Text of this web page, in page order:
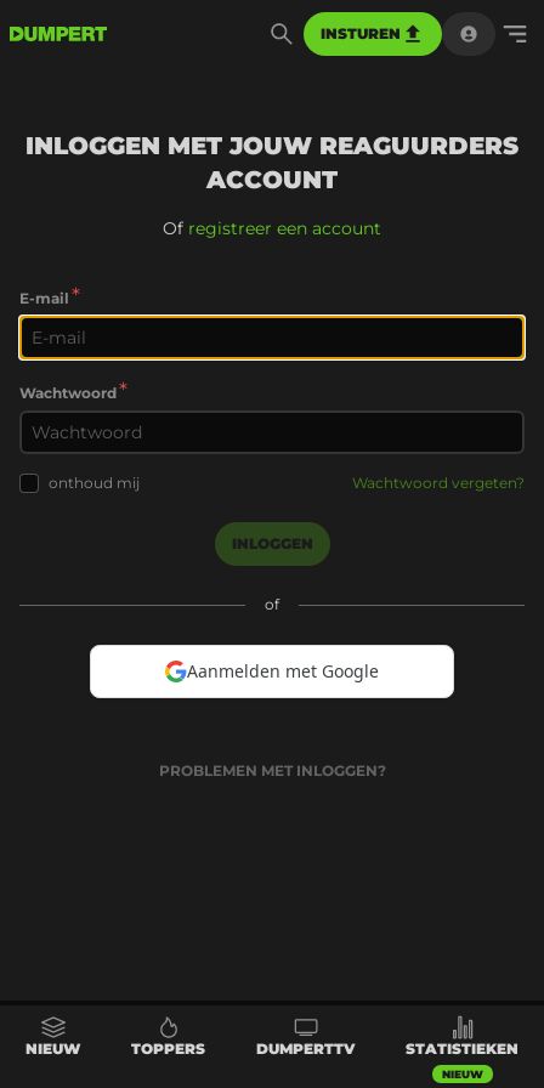
INSTUREN
INLOGGEN MET JOUW REAGUURDERS
ACCOUNT
Of registreer een account
E-mail *
Wachtwoord*
onthoud mij Wachtwoord vergeten?
INLOGGEN
of
Aanmelden met Google
PROBLEMEN MET INLOGGEN?
NIEUW TOPPERS DUMPERTTV STATISTIEKEN
NIEUW